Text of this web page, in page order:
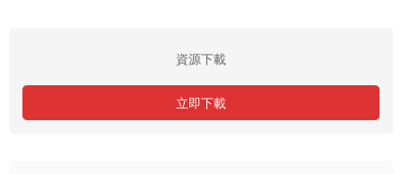
資源下載
立即下載